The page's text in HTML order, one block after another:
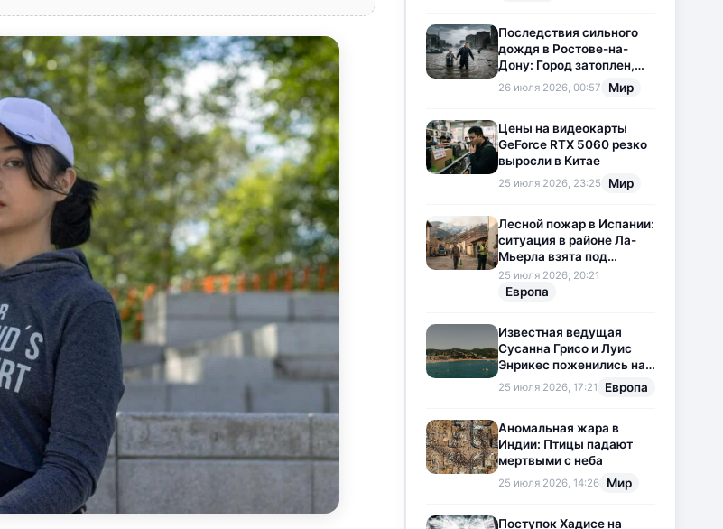
Последствия сильного
дождя в Ростове-на-
Дону: Город затоплен,
свет отключен
26 июля 2026, 00:57 Мир
Цены на видеокарты
GeForce RTX 5060 резко
выросли в Китае
25 июля 2026, 23:25 Мир
Лесной пожар в Испании:
ситуация в районе Ла-
Мьерла взята под
контроль
25 июля 2026, 20:21
Европа
Известная ведущая
Сусанна Грисо и Луис
Энрикес поженились на
Коста-Браве
25 июля 2026, 17:21 Европа
Аномальная жара в
Индии: Птицы падают
мертвыми с неба
25 июля 2026, 14:26 Мир
Поступок Хадисе на